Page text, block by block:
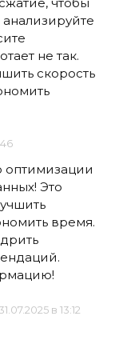
анализируйте
не так.
скорость
оптимизации
Это
время.
31.07.2025 в 13:12